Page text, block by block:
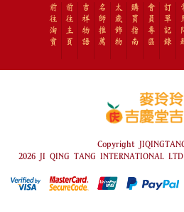
前
往
淘
寶
前
往
主
頁
吉
祥
物
語
名
師
推
薦
太
歲
飾
物
購
買
指
南
會
員
專
區
訂
單
記
錄
Copyright
2026 JI QING TANG INTERNATIONAL